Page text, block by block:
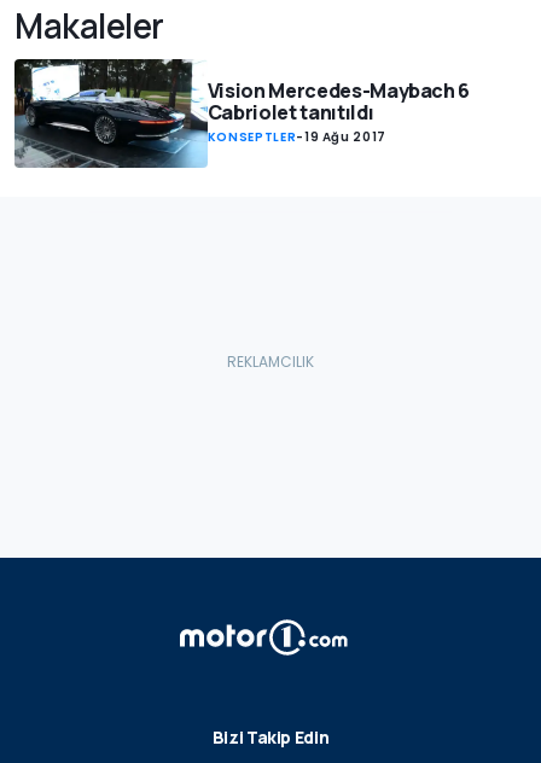
Makaleler
Vision Mercedes-Maybach 6
Cabriolet tanıtıldı
KONSEPTLER-19 Ağu 2017
Bizi Takip Edin